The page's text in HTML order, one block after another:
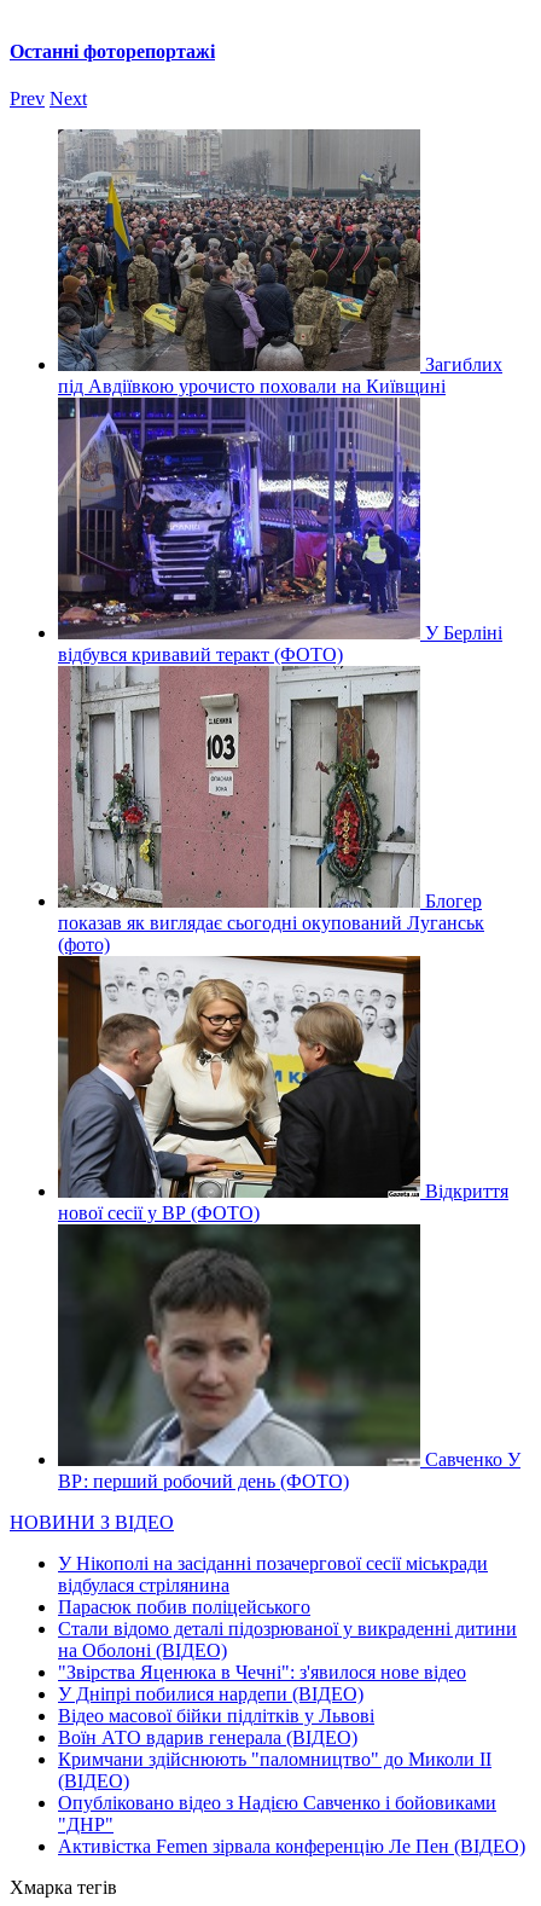
Останні фоторепортажі
Prev Next
Загиблих
під Авдіївкою урочисто поховали на Київщині
У Берліні
відбувся кривавий теракт (ФОТО)
Блогер
показав як виглядає сьогодні окупований Луганськ
(фото)
Відкриття
нової сесії у ВР (ФОТО)
Савченко У
ВР: перший робочий день (ФОТО)
НОВИНИ З ВІДЕО
У Нікополі на засіданні позачергової сесії міськради
відбулася стрілянина
Парасюк побив поліцейського
Стали відомо деталі підозрюваної у викраденні дитини
на Оболоні (ВІДЕО)
"Звірства Яценюка в Чечні": з'явилося нове відео
У Дніпрі побилися нардепи (ВІДЕО)
Відео масової бійки підлітків у Львові
Воїн АТО вдарив генерала (ВІДЕО)
Кримчани здійснюють "паломництво" до Миколи ІІ
(ВІДЕО)
Опубліковано відео з Надією Савченко і бойовиками
"ДНР"
Активістка Femen зірвала конференцію Ле Пен (ВІДЕО)
Хмарка тегів